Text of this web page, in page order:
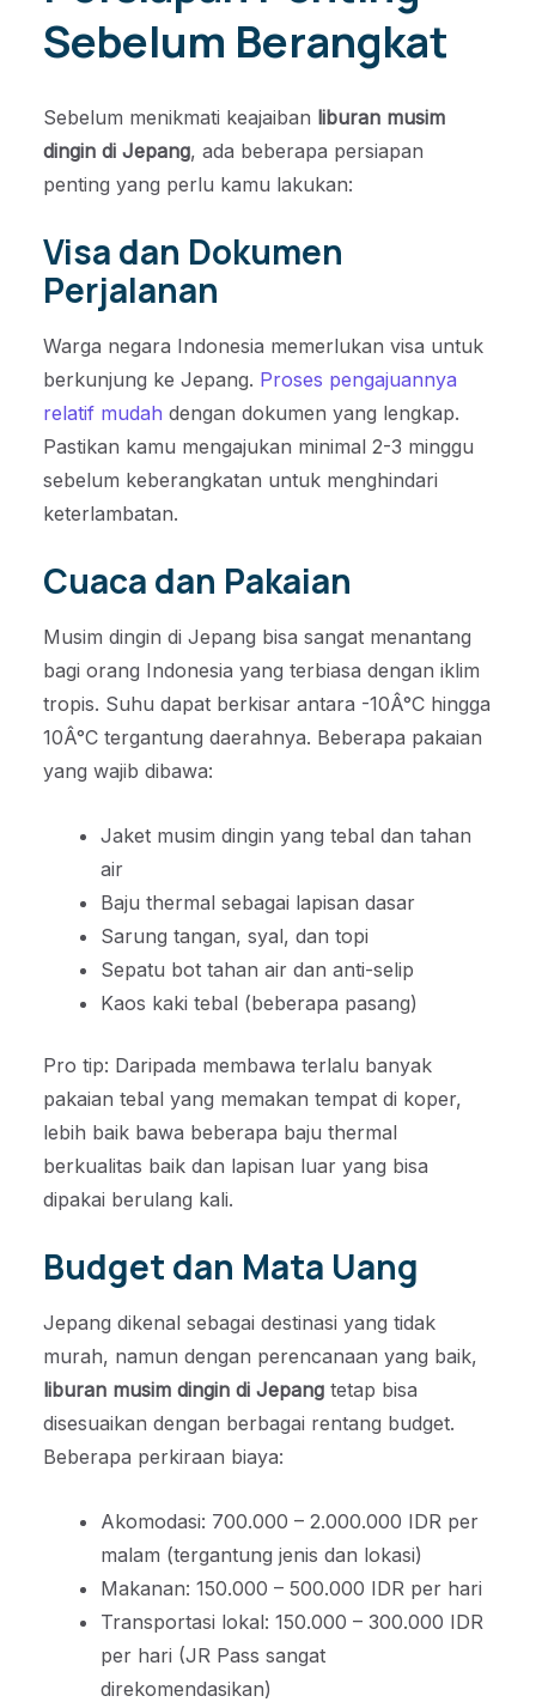
Sebelum Berangkat
Sebelum menikmati keajaiban liburan musim
dingin di Jepang, ada beberapa persiapan
penting yang perlu kamu lakukan:
Visa dan Dokumen
Perjalanan
Warga negara Indonesia memerlukan visa untuk
berkunjung ke Jepang. Proses pengajuannya
relatif mudah dengan dokumen yang lengkap.
Pastikan kamu mengajukan minimal 2-3 minggu
sebelum keberangkatan untuk menghindari
keterlambatan.
Cuaca dan Pakaian
Musim dingin di Jepang bisa sangat menantang
bagi orang Indonesia yang terbiasa dengan iklim
tropis. Suhu dapat berkisar antara -10Â°C hingga
10Â°C tergantung daerahnya. Beberapa pakaian
yang wajib dibawa:
Jaket musim dingin yang tebal dan tahan
air
Baju thermal sebagai lapisan dasar
Sarung tangan, syal, dan topi
Sepatu bot tahan air dan anti-selip
Kaos kaki tebal (beberapa pasang)
Pro tip: Daripada membawa terlalu banyak
pakaian tebal yang memakan tempat di koper,
lebih baik bawa beberapa baju thermal
berkualitas baik dan lapisan luar yang bisa
dipakai berulang kali.
Budget dan Mata Uang
Jepang dikenal sebagai destinasi yang tidak
murah, namun dengan perencanaan yang baik,
liburan musim dingin di Jepang tetap bisa
disesuaikan dengan berbagai rentang budget.
Beberapa perkiraan biaya:
Akomodasi: 700.000 – 2.000.000 IDR per
malam (tergantung jenis dan lokasi)
Makanan: 150.000 – 500.000 IDR per hari
Transportasi lokal: 150.000 – 300.000 IDR
per hari (JR Pass sangat
direkomendasikan)